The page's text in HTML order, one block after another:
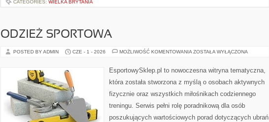
CATEGORIES: WIELKA BRYTANIA
ODZIEŻ SPORTOWA
POSTED BY ADMIN CZE - 1 - 2026 MOŻLIWOŚĆ KOMENTOWANIA ODZIEŻ
ZOSTAŁA WYŁĄCZONA
EsportowySklep.pl to nowoczesna witryna tematyczna,
która została stworzona z myślą o osobach aktywnych
fizycznie oraz wszystkich miłośnikach codziennego
treningu. Serwis pełni rolę poradnikową dla osób
poszukujących wartościowych porad dotyczących ubrań